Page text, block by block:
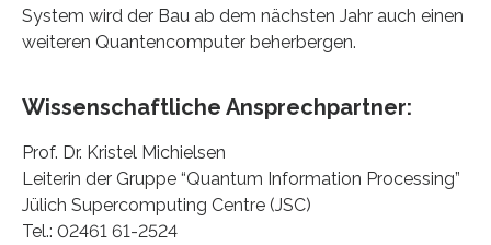
System wird der Bau ab dem nächsten Jahr auch einen
weiteren Quantencomputer beherbergen.
Wissenschaftliche Ansprechpartner:
Prof. Dr. Kristel Michielsen
Leiterin der Gruppe “Quantum Information Processing”
Jülich Supercomputing Centre (JSC)
Tel.: 02461 61-2524